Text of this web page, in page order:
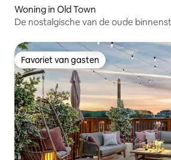
Woning in Old Town
De nostalgische van de oude
Favoriet van gasten
Favoriet van gasten